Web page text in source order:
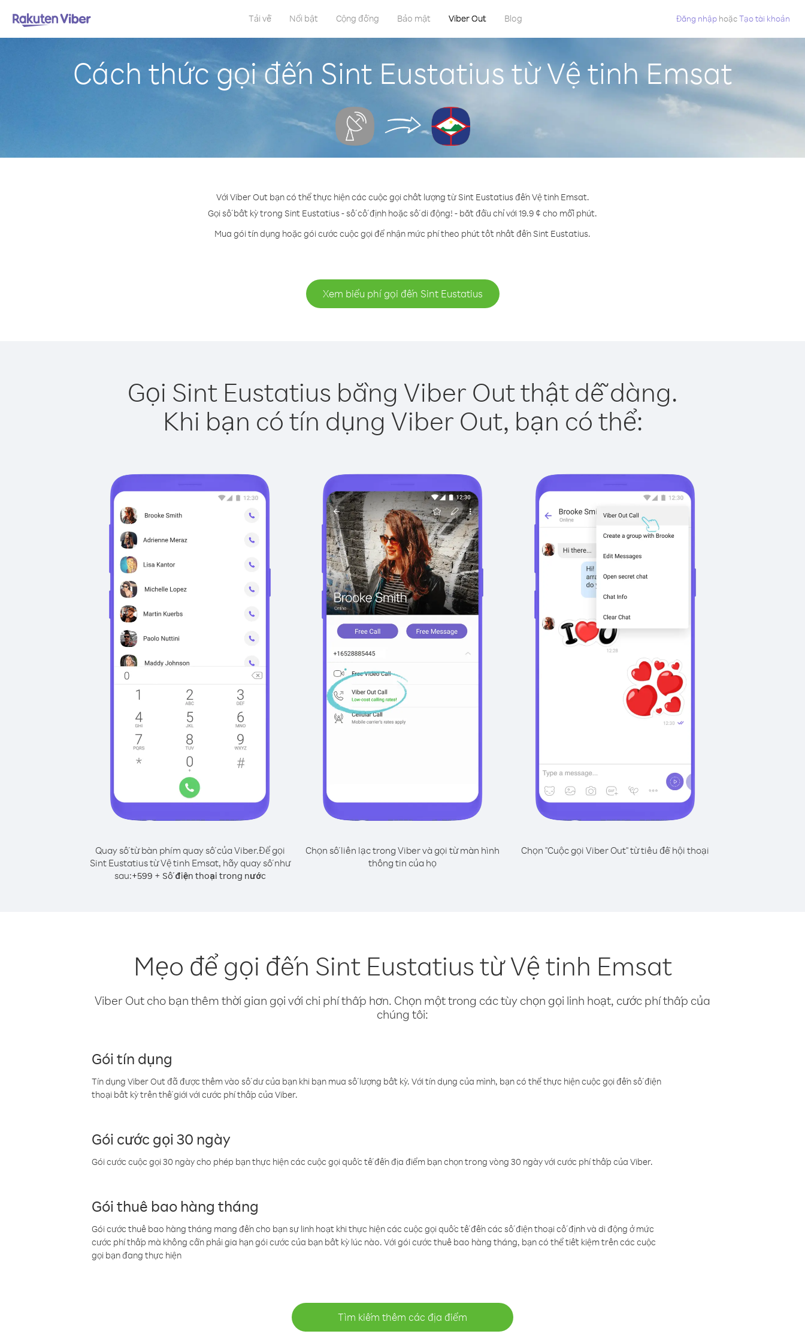
Tải về Nổi bật Cộng đồng Bảo mật Viber Out Blog Đăng nhập hoặcTạo tài khoản
Cách thức gọi đến Sint Eustatius từ Vệ tinh Emsat
Với Viber Out bạn có thể thực hiện các cuộc gọi chất lượng từ Sint Eustatius đến Vệ tinh Emsat.
Gọi số bất kỳ trong Sint Eustatius - số cố định hoặc số di động! - bắt đầu chỉ với 19.9 ¢ cho mỗi phút.
Mua gói tín dụng hoặc gói cước cuộc gọi để nhận mức phí theo phút tốt nhất đến Sint Eustatius.
Xem biểu phí gọi đến Sint Eustatius
Gọi Sint Eustatius bằng Viber Out thật dễ dàng.
Khi bạn có tín dụng Viber Out, bạn có thể:
Quay số từ bàn phím quay số của Viber.Để gọi
Sint Eustatius từ Vệ tinh Emsat, hãy quay số như
sau:+599 + Số điện thoại trong nước
Chọn số liên lạc trong Viber và gọi từ màn hình
thông tin của họ
Chọn "Cuộc gọi Viber Out" từ tiêu đề hội thoại
Mẹo để gọi đến Sint Eustatius từ Vệ tinh Emsat
Viber Out cho bạn thêm thời gian gọi với chi phí thấp hơn. Chọn một trong các tùy chọn gọi linh hoạt, cước phí thấp của
chúng tôi:
Gói tín dụng
Tín dụng Viber Out đã được thêm vào số dư của bạn khi bạn mua số lượng bất kỳ. Với tín dụng của mình, bạn có thể thực hiện cuộc gọi đến số điện
thoại bất kỳ trên thế giới với cước phí thấp của Viber.
Gói cước gọi 30 ngày
Gói cước cuộc gọi 30 ngày cho phép bạn thực hiện các cuộc gọi quốc tế đến địa điểm bạn chọn trong vòng 30 ngày với cước phí thấp của Viber.
Gói thuê bao hàng tháng
Gói cước thuê bao hàng tháng mang đến cho bạn sự linh hoạt khi thực hiện các cuộc gọi quốc tế đến các số điện thoại cố định và di động ở mức
cước phí thấp mà không cần phải gia hạn gói cước của bạn bất kỳ lúc nào. Với gói cước thuê bao hàng tháng, bạn có thể tiết kiệm trên các cuộc
gọi bạn đang thực hiện
Tìm kiếm thêm các địa điểm